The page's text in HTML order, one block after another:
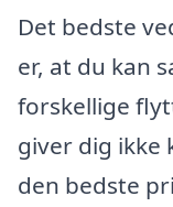
Det bedste
er, at du kan
forskellige
giver dig ikke
den bedste